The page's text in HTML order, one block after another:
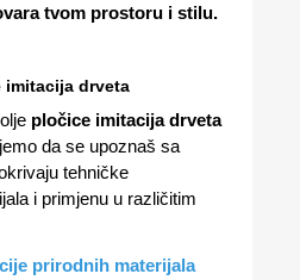
tvom prostoru i stilu.
imitacija drveta
pločice imitacija drveta
da se upoznaš sa
tehničke
i primjenu u različitim
prirodnih materijala